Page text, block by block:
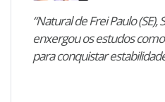
“Natural de Frei Paulo (SE),
enxergou os estudos
para conquistar